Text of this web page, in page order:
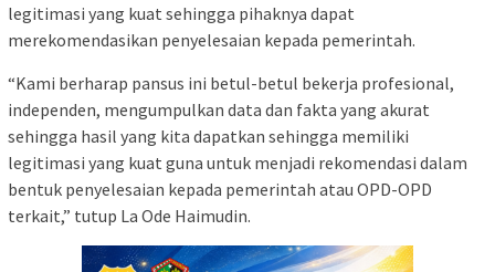
legitimasi yang kuat sehingga pihaknya dapat
merekomendasikan penyelesaian kepada pemerintah.
“Kami berharap pansus ini betul-betul bekerja profesional,
independen, mengumpulkan data dan fakta yang akurat
sehingga hasil yang kita dapatkan sehingga memiliki
legitimasi yang kuat guna untuk menjadi rekomendasi dalam
bentuk penyelesaian kepada pemerintah atau OPD-OPD
terkait,” tutup La Ode Haimudin.